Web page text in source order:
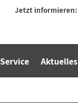
Jetzt informieren:
Service Aktuelles